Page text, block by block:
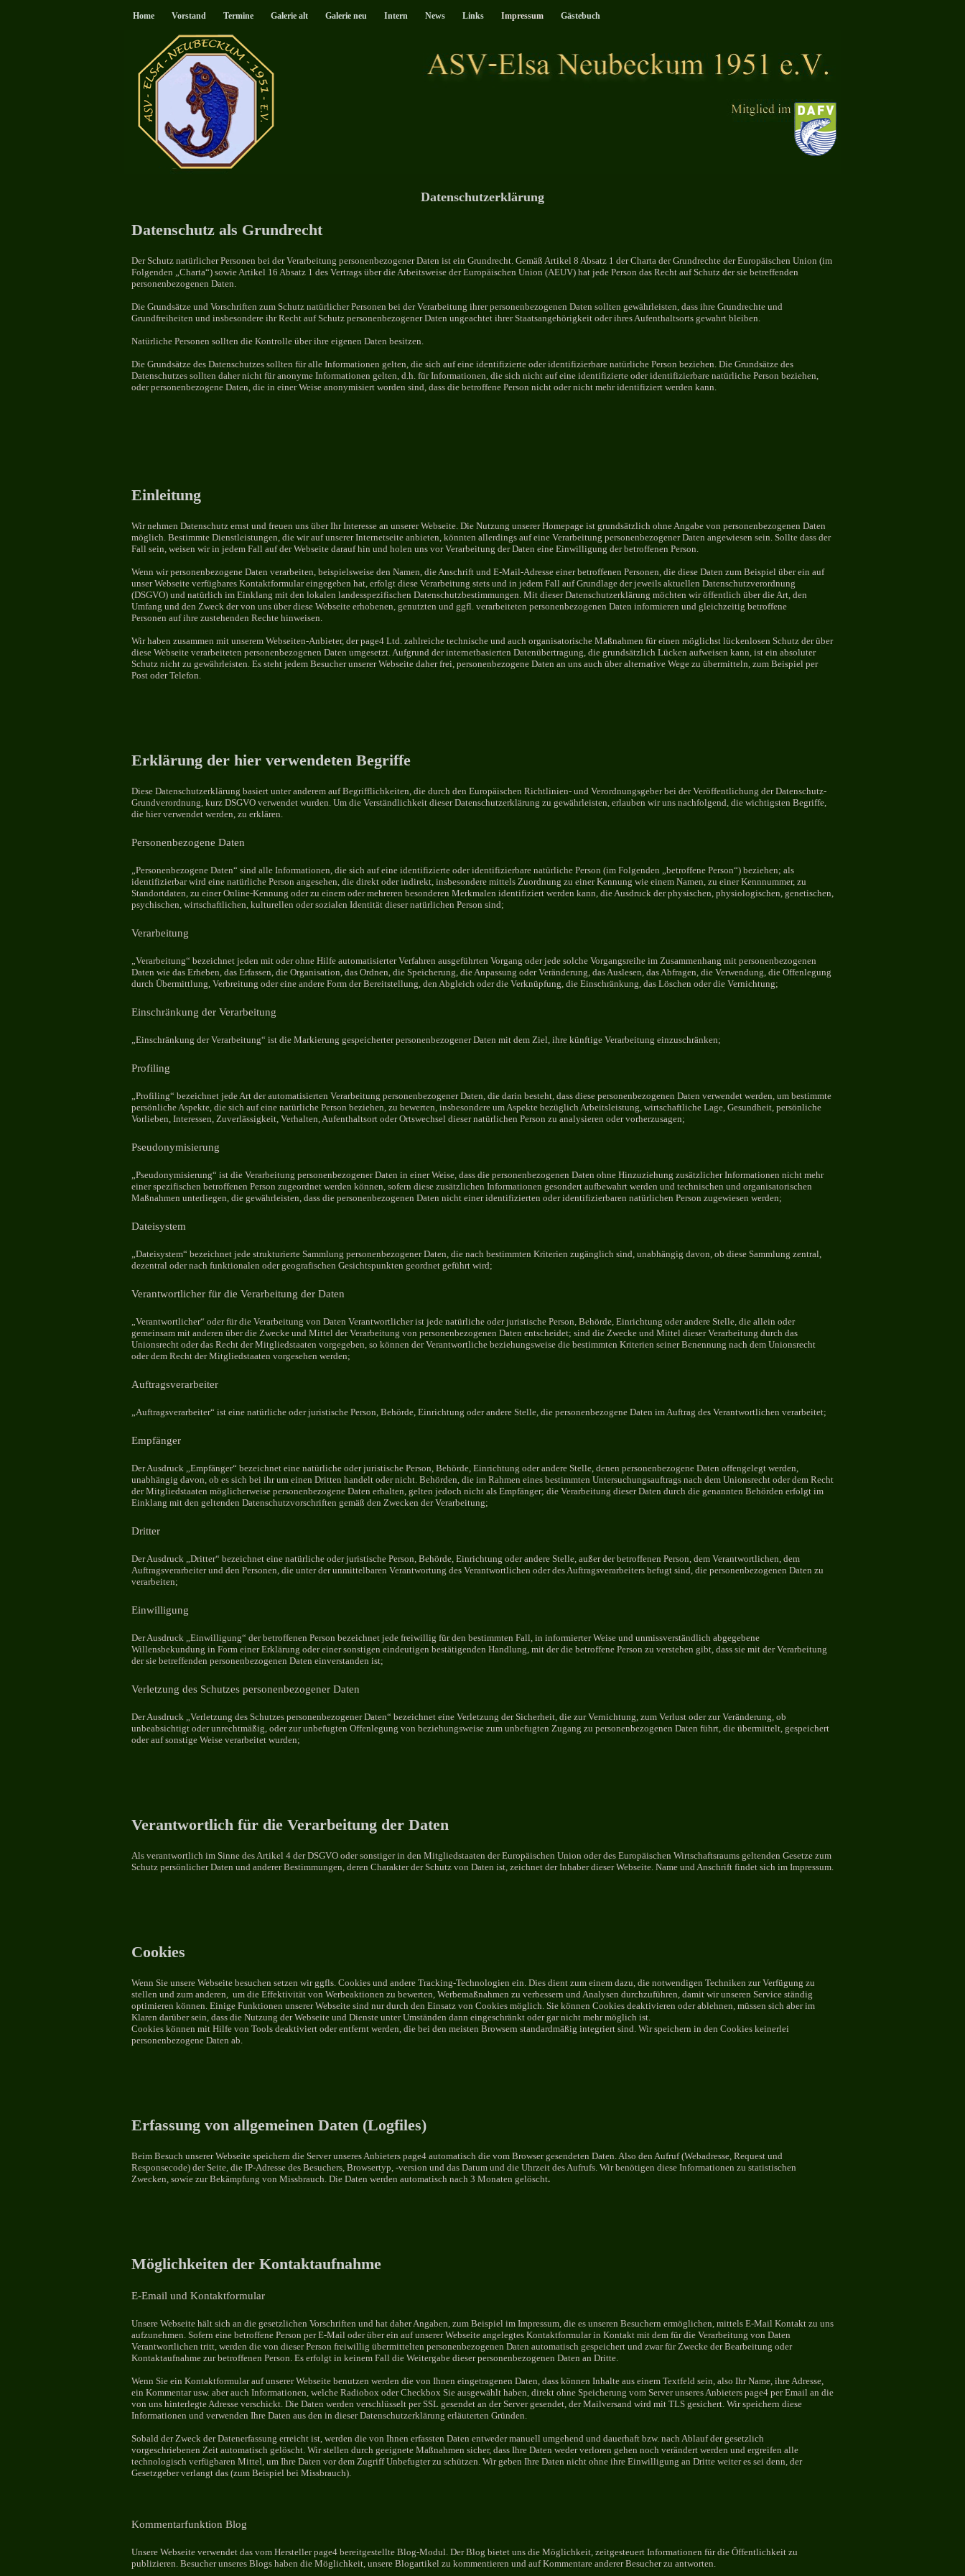
Home Vorstand Termine Galerie alt Galerie neu Intern News Links Impressum Gästebuch
Datenschutzerklärung
Datenschutz als Grundrecht
Der Schutz natürlicher Personen bei der Verarbeitung personenbezogener Daten ist ein Grundrecht. Gemäß Artikel 8 Absatz 1 der Charta der Grundrechte der Europäischen Union (im
Folgenden „Charta“) sowie Artikel 16 Absatz 1 des Vertrags über die Arbeitsweise der Europäischen Union (AEUV) hat jede Person das Recht auf Schutz der sie betreffenden
personenbezogenen Daten.
Die Grundsätze und Vorschriften zum Schutz natürlicher Personen bei der Verarbeitung ihrer personenbezogenen Daten sollten gewährleisten, dass ihre Grundrechte und
Grundfreiheiten und insbesondere ihr Recht auf Schutz personenbezogener Daten ungeachtet ihrer Staatsangehörigkeit oder ihres Aufenthaltsorts gewahrt bleiben.
Natürliche Personen sollten die Kontrolle über ihre eigenen Daten besitzen.
Die Grundsätze des Datenschutzes sollten für alle Informationen gelten, die sich auf eine identifizierte oder identifizierbare natürliche Person beziehen. Die Grundsätze des
Datenschutzes sollten daher nicht für anonyme Informationen gelten, d.h. für Informationen, die sich nicht auf eine identifizierte oder identifizierbare natürliche Person beziehen,
oder personenbezogene Daten, die in einer Weise anonymisiert worden sind, dass die betroffene Person nicht oder nicht mehr identifiziert werden kann.
Einleitung
Wir nehmen Datenschutz ernst und freuen uns über Ihr Interesse an unserer Webseite. Die Nutzung unserer Homepage ist grundsätzlich ohne Angabe von personenbezogenen Daten
möglich. Bestimmte Dienstleistungen, die wir auf unserer Internetseite anbieten, könnten allerdings auf eine Verarbeitung personenbezogener Daten angewiesen sein. Sollte dass der
Fall sein, weisen wir in jedem Fall auf der Webseite darauf hin und holen uns vor Verarbeitung der Daten eine Einwilligung der betroffenen Person.
Wenn wir personenbezogene Daten verarbeiten, beispielsweise den Namen, die Anschrift und E-Mail-Adresse einer betroffenen Personen, die diese Daten zum Beispiel über ein auf
unser Webseite verfügbares Kontaktformular eingegeben hat, erfolgt diese Verarbeitung stets und in jedem Fall auf Grundlage der jeweils aktuellen Datenschutzverordnung
(DSGVO) und natürlich im Einklang mit den lokalen landesspezifischen Datenschutzbestimmungen. Mit dieser Datenschutzerklärung möchten wir öffentlich über die Art, den
Umfang und den Zweck der von uns über diese Webseite erhobenen, genutzten und ggfl. verarbeiteten personenbezogenen Daten informieren und gleichzeitig betroffene
Personen auf ihre zustehenden Rechte hinweisen.
Wir haben zusammen mit unserem Webseiten-Anbieter, der page4 Ltd. zahlreiche technische und auch organisatorische Maßnahmen für einen möglichst lückenlosen Schutz der über
diese Webseite verarbeiteten personenbezogenen Daten umgesetzt. Aufgrund der internetbasierten Datenübertragung, die grundsätzlich Lücken aufweisen kann, ist ein absoluter
Schutz nicht zu gewährleisten. Es steht jedem Besucher unserer Webseite daher frei, personenbezogene Daten an uns auch über alternative Wege zu übermitteln, zum Beispiel per
Post oder Telefon.
Erklärung der hier verwendeten Begriffe
Diese Datenschutzerklärung basiert unter anderem auf Begrifflichkeiten, die durch den Europäischen Richtlinien- und Verordnungsgeber bei der Veröffentlichung der Datenschutz-
Grundverordnung, kurz DSGVO verwendet wurden. Um die Verständlichkeit dieser Datenschutzerklärung zu gewährleisten, erlauben wir uns nachfolgend, die wichtigsten Begriffe,
die hier verwendet werden, zu erklären.
Personenbezogene Daten
„Personenbezogene Daten“ sind alle Informationen, die sich auf eine identifizierte oder identifizierbare natürliche Person (im Folgenden „betroffene Person“) beziehen; als
identifizierbar wird eine natürliche Person angesehen, die direkt oder indirekt, insbesondere mittels Zuordnung zu einer Kennung wie einem Namen, zu einer Kennnummer, zu
Standortdaten, zu einer Online-Kennung oder zu einem oder mehreren besonderen Merkmalen identifiziert werden kann, die Ausdruck der physischen, physiologischen, genetischen,
psychischen, wirtschaftlichen, kulturellen oder sozialen Identität dieser natürlichen Person sind;
Verarbeitung
„Verarbeitung“ bezeichnet jeden mit oder ohne Hilfe automatisierter Verfahren ausgeführten Vorgang oder jede solche Vorgangsreihe im Zusammenhang mit personenbezogenen
Daten wie das Erheben, das Erfassen, die Organisation, das Ordnen, die Speicherung, die Anpassung oder Veränderung, das Auslesen, das Abfragen, die Verwendung, die Offenlegung
durch Übermittlung, Verbreitung oder eine andere Form der Bereitstellung, den Abgleich oder die Verknüpfung, die Einschränkung, das Löschen oder die Vernichtung;
Einschränkung der Verarbeitung
„Einschränkung der Verarbeitung“ ist die Markierung gespeicherter personenbezogener Daten mit dem Ziel, ihre künftige Verarbeitung einzuschränken;
Profiling
„Profiling“ bezeichnet jede Art der automatisierten Verarbeitung personenbezogener Daten, die darin besteht, dass diese personenbezogenen Daten verwendet werden, um bestimmte
persönliche Aspekte, die sich auf eine natürliche Person beziehen, zu bewerten, insbesondere um Aspekte bezüglich Arbeitsleistung, wirtschaftliche Lage, Gesundheit, persönliche
Vorlieben, Interessen, Zuverlässigkeit, Verhalten, Aufenthaltsort oder Ortswechsel dieser natürlichen Person zu analysieren oder vorherzusagen;
Pseudonymisierung
„Pseudonymisierung“ ist die Verarbeitung personenbezogener Daten in einer Weise, dass die personenbezogenen Daten ohne Hinzuziehung zusätzlicher Informationen nicht mehr
einer spezifischen betroffenen Person zugeordnet werden können, sofern diese zusätzlichen Informationen gesondert aufbewahrt werden und technischen und organisatorischen
Maßnahmen unterliegen, die gewährleisten, dass die personenbezogenen Daten nicht einer identifizierten oder identifizierbaren natürlichen Person zugewiesen werden;
Dateisystem
„Dateisystem“ bezeichnet jede strukturierte Sammlung personenbezogener Daten, die nach bestimmten Kriterien zugänglich sind, unabhängig davon, ob diese Sammlung zentral,
dezentral oder nach funktionalen oder geografischen Gesichtspunkten geordnet geführt wird;
Verantwortlicher für die Verarbeitung der Daten
„Verantwortlicher“ oder für die Verarbeitung von Daten Verantwortlicher ist jede natürliche oder juristische Person, Behörde, Einrichtung oder andere Stelle, die allein oder
gemeinsam mit anderen über die Zwecke und Mittel der Verarbeitung von personenbezogenen Daten entscheidet; sind die Zwecke und Mittel dieser Verarbeitung durch das
Unionsrecht oder das Recht der Mitgliedstaaten vorgegeben, so können der Verantwortliche beziehungsweise die bestimmten Kriterien seiner Benennung nach dem Unionsrecht
oder dem Recht der Mitgliedstaaten vorgesehen werden;
Auftragsverarbeiter
„Auftragsverarbeiter“ ist eine natürliche oder juristische Person, Behörde, Einrichtung oder andere Stelle, die personenbezogene Daten im Auftrag des Verantwortlichen verarbeitet;
Empfänger
Der Ausdruck „Empfänger“ bezeichnet eine natürliche oder juristische Person, Behörde, Einrichtung oder andere Stelle, denen personenbezogene Daten offengelegt werden,
unabhängig davon, ob es sich bei ihr um einen Dritten handelt oder nicht. Behörden, die im Rahmen eines bestimmten Untersuchungsauftrags nach dem Unionsrecht oder dem Recht
der Mitgliedstaaten möglicherweise personenbezogene Daten erhalten, gelten jedoch nicht als Empfänger; die Verarbeitung dieser Daten durch die genannten Behörden erfolgt im
Einklang mit den geltenden Datenschutzvorschriften gemäß den Zwecken der Verarbeitung;
Dritter
Der Ausdruck „Dritter“ bezeichnet eine natürliche oder juristische Person, Behörde, Einrichtung oder andere Stelle, außer der betroffenen Person, dem Verantwortlichen, dem
Auftragsverarbeiter und den Personen, die unter der unmittelbaren Verantwortung des Verantwortlichen oder des Auftragsverarbeiters befugt sind, die personenbezogenen Daten zu
verarbeiten;
Einwilligung
Der Ausdruck „Einwilligung“ der betroffenen Person bezeichnet jede freiwillig für den bestimmten Fall, in informierter Weise und unmissverständlich abgegebene
Willensbekundung in Form einer Erklärung oder einer sonstigen eindeutigen bestätigenden Handlung, mit der die betroffene Person zu verstehen gibt, dass sie mit der Verarbeitung
der sie betreffenden personenbezogenen Daten einverstanden ist;
Verletzung des Schutzes personenbezogener Daten
Der Ausdruck „Verletzung des Schutzes personenbezogener Daten“ bezeichnet eine Verletzung der Sicherheit, die zur Vernichtung, zum Verlust oder zur Veränderung, ob
unbeabsichtigt oder unrechtmäßig, oder zur unbefugten Offenlegung von beziehungsweise zum unbefugten Zugang zu personenbezogenen Daten führt, die übermittelt, gespeichert
oder auf sonstige Weise verarbeitet wurden;
Verantwortlich für die Verarbeitung der Daten
Als verantwortlich im Sinne des Artikel 4 der DSGVO oder sonstiger in den Mitgliedstaaten der Europäischen Union oder des Europäischen Wirtschaftsraums geltenden Gesetze zum
Schutz persönlicher Daten und anderer Bestimmungen, deren Charakter der Schutz von Daten ist, zeichnet der Inhaber dieser Webseite. Name und Anschrift findet sich im Impressum.
Cookies
Wenn Sie unsere Webseite besuchen setzen wir ggfls. Cookies und andere Tracking-Technologien ein. Dies dient zum einem dazu, die notwendigen Techniken zur Verfügung zu
stellen und zum anderen, um die Effektivität von Werbeaktionen zu bewerten, Werbemaßnahmen zu verbessern und Analysen durchzuführen, damit wir unseren Service ständig
optimieren können. Einige Funktionen unserer Webseite sind nur durch den Einsatz von Cookies möglich. Sie können Cookies deaktivieren oder ablehnen, müssen sich aber im
Klaren darüber sein, dass die Nutzung der Webseite und Dienste unter Umständen dann eingeschränkt oder gar nicht mehr möglich ist.
Cookies können mit Hilfe von Tools deaktiviert oder entfernt werden, die bei den meisten Browsern standardmäßig integriert sind. Wir speichern in den Cookies keinerlei
personenbezogene Daten ab.
Erfassung von allgemeinen Daten (Logfiles)
Beim Besuch unserer Webseite speichern die Server unseres Anbieters page4 automatisch die vom Browser gesendeten Daten. Also den Aufruf (Webadresse, Request und
Responsecode) der Seite, die IP-Adresse des Besuchers, Browsertyp, -version und das Datum und die Uhrzeit des Aufrufs. Wir benötigen diese Informationen zu statistischen
Zwecken, sowie zur Bekämpfung von Missbrauch. Die Daten werden automatisch nach 3 Monaten gelöscht.
Möglichkeiten der Kontaktaufnahme
E-Email und Kontaktformular
Unsere Webseite hält sich an die gesetzlichen Vorschriften und hat daher Angaben, zum Beispiel im Impressum, die es unseren Besuchern ermöglichen, mittels E-Mail Kontakt zu uns
aufzunehmen. Sofern eine betroffene Person per E-Mail oder über ein auf unserer Webseite angelegtes Kontaktformular in Kontakt mit dem für die Verarbeitung von Daten
Verantwortlichen tritt, werden die von dieser Person freiwillig übermittelten personenbezogenen Daten automatisch gespeichert und zwar für Zwecke der Bearbeitung oder
Kontaktaufnahme zur betroffenen Person. Es erfolgt in keinem Fall die Weitergabe dieser personenbezogenen Daten an Dritte.
Wenn Sie ein Kontaktformular auf unserer Webseite benutzen werden die von Ihnen eingetragenen Daten, dass können Inhalte aus einem Textfeld sein, also Ihr Name, ihre Adresse,
ein Kommentar usw. aber auch Informationen, welche Radiobox oder Checkbox Sie ausgewählt haben, direkt ohne Speicherung vom Server unseres Anbieters page4 per Email an die
von uns hinterlegte Adresse verschickt. Die Daten werden verschlüsselt per SSL gesendet an der Server gesendet, der Mailversand wird mit TLS gesichert. Wir speichern diese
Informationen und verwenden Ihre Daten aus den in dieser Datenschutzerklärung erläuterten Gründen.
Sobald der Zweck der Datenerfassung erreicht ist, werden die von Ihnen erfassten Daten entweder manuell umgehend und dauerhaft bzw. nach Ablauf der gesetzlich
vorgeschriebenen Zeit automatisch gelöscht. Wir stellen durch geeignete Maßnahmen sicher, dass Ihre Daten weder verloren gehen noch verändert werden und ergreifen alle
technologisch verfügbaren Mittel, um Ihre Daten vor dem Zugriff Unbefugter zu schützen. Wir geben Ihre Daten nicht ohne ihre Einwilligung an Dritte weiter es sei denn, der
Gesetzgeber verlangt das (zum Beispiel bei Missbrauch).
Kommentarfunktion Blog
Unsere Webseite verwendet das vom Hersteller page4 bereitgestellte Blog-Modul. Der Blog bietet uns die Möglichkeit, zeitgesteuert Informationen für die Öffentlichkeit zu
publizieren. Besucher unseres Blogs haben die Möglichkeit, unsere Blogartikel zu kommentieren und auf Kommentare anderer Besucher zu antworten.